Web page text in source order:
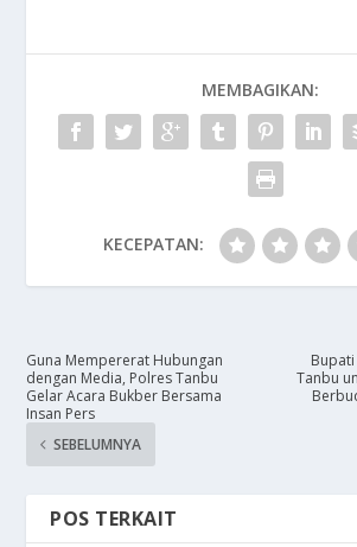
MEMBAGIKAN:
KECEPATAN:
Guna Mempererat Hubungan
dengan Media, Polres Tanbu
Gelar Acara Bukber Bersama
Insan Pers
SEBELUMNYA
Tanbu
POS TERKAIT